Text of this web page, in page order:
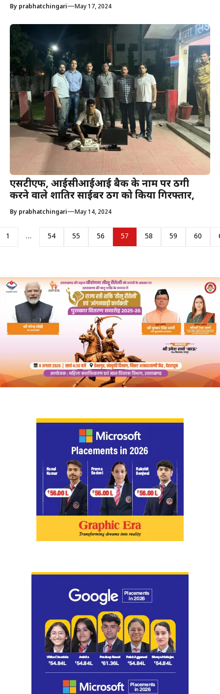
By prabhatchingari—May 17, 2024
एसटीएफ, आईसीआईआई बैक के नाम पर ठगी
करने वाले शातिर साईबर ठग को किया गिरफ्तार,
By prabhatchingari—May 14, 2024
1 … 54 55 56 57 58 59 60